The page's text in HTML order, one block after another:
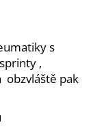
s
,
obzvláště pak